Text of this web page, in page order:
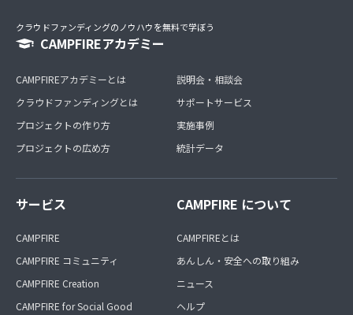
クラウドファンディングのノウハウを無料で学ぼう
CAMPFIREアカデミー
CAMPFIREアカデミーとは
クラウドファンディングとは
プロジェクトの作り方
プロジェクトの広め方
説明会・相談会
サポートサービス
実施事例
統計データ
サービス
CAMPFIRE
CAMPFIRE コミュニティ
CAMPFIRE Creation
CAMPFIRE for Social Good
CAMPFIRE について
CAMPFIREとは
あんしん・安全への取り組み
ニュース
ヘルプ